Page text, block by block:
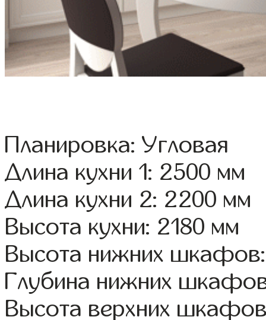
Планировка: Угловая
Длина кухни 1: 2500 мм
Длина кухни 2: 2200 мм
Высота кухни: 2180 мм
Высота нижних
Глубина нижних
Высота верхних